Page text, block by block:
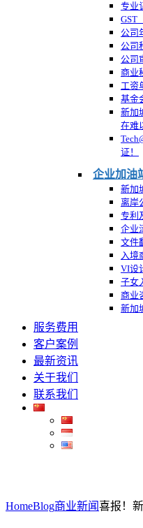
专业
GST
公司
公司
公司
商业
工资
基金
新加
在难
证！
企业加油
新加
离岸
专利
企业
文件
入境
VI设
子女
商业
新加
服务费用
客户案例
最新资讯
关于我们
联系我们
HomeBlog商业新闻喜报！